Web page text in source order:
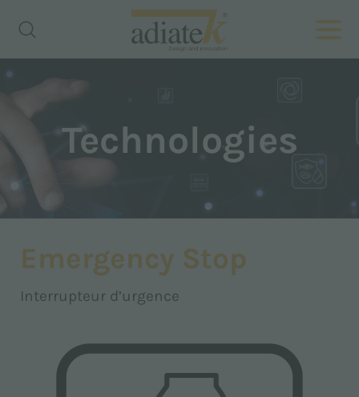
Technologies
Emergency Stop
Interrupteur d’urgence